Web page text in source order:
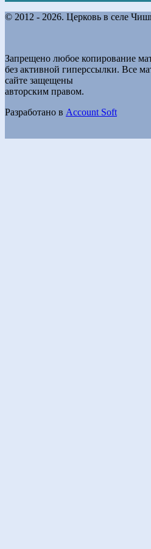
© 2012 - 2026. Церковь в селе
Запрещено любое копирование
без активной гиперссылки. Все
сайте защещены
авторским правом.
Разработано в Account Soft